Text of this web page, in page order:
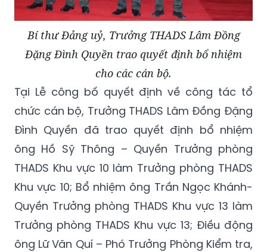
Bí thư Đảng uỷ, Trưởng THADS Lâm Đồng
Đặng Đình Quyền trao quyết định bổ nhiệm
cho các cán bộ.
Tại Lễ công bố quyết định về công tác tổ
chức cán bộ, Trưởng THADS Lâm Đồng Đặng
Đình Quyền đã trao quyết định bổ nhiệm
ông Hồ Sỹ Thông – Quyền Trưởng phòng
THADS Khu vực 10 làm Trưởng phòng THADS
Khu vực 10; Bổ nhiệm ông Trần Ngọc Khánh-
Quyền Trưởng phòng THADS Khu vực 13 làm
Trưởng phòng THADS Khu vực 13; Điều động
ông Lữ Văn Quí – Phó Trưởng Phòng Kiểm tra,